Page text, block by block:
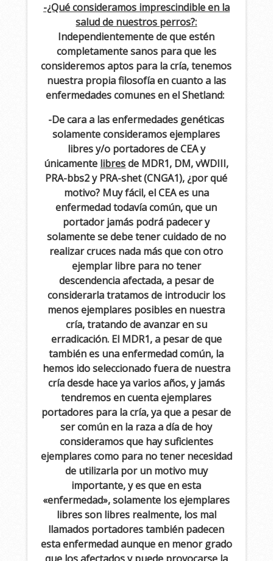
-¿Qué consideramos imprescindible en la
salud de nuestros perros?:
Independientemente de que estén
completamente sanos para que les
consideremos aptos para la cría, tenemos
nuestra propia filosofía en cuanto a las
enfermedades comunes en el Shetland:
-De cara a las enfermedades genéticas
solamente consideramos ejemplares
libres y/o portadores de CEA y
únicamente libresde MDR1, DM, vWDIII,
PRA-bbs2 y PRA-shet (CNGA1), ¿por qué
motivo? Muy fácil, el CEA es una
enfermedad todavía común, que un
portador jamás podrá padecer y
solamente se debe tener cuidado de no
realizar cruces nada más que con otro
ejemplar libre para no tener
descendencia afectada, a pesar de
considerarla tratamos de introducir los
menos ejemplares posibles en nuestra
cría, tratando de avanzar en su
erradicación. El MDR1, a pesar de que
también es una enfermedad común, la
hemos ido seleccionado fuera de nuestra
cría desde hace ya varios años, y jamás
tendremos en cuenta ejemplares
portadores para la cría, ya que a pesar de
ser común en la raza a día de hoy
consideramos que hay suficientes
ejemplares como para no tener necesidad
de utilizarla por un motivo muy
importante, y es que en esta
«enfermedad», solamente los ejemplares
libres son libres realmente, los mal
llamados portadores también padecen
esta enfermedad aunque en menor grado